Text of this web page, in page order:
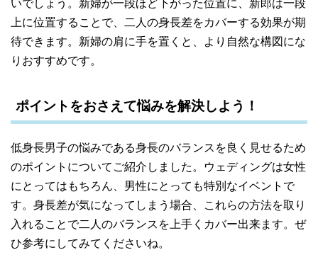
いでしょう。新婦が一段ほど下がった位置に、新郎は一段
上に位置することで、二人の身長差をカバーする効果が期
待できます。新婦の肩に手を置くと、より自然な構図にな
りおすすめです。
ポイントをおさえて悩みを解決しよう！
低身長男子の悩みである身長のバランスを良く見せるため
のポイントについてご紹介しました。ウェディングは女性
にとってはもちろん、男性にとっても特別なイベントで
す。身長差が気になってしまう場合、これらの方法を取り
入れることで二人のバランスを上手くカバー出来ます。ぜ
ひ参考にしてみてくださいね。